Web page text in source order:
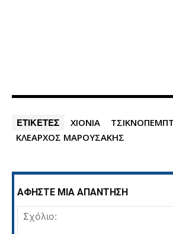
ΕΤΙΚΕΤΕΣ ΧΙΟΝΙΑ
ΚΛΕΑΡΧΟΣ ΜΑΡΟΥΣΑΚΗΣ
ΑΦΗΣΤΕ ΜΙΑ ΑΠΑΝΤΗΣΗ